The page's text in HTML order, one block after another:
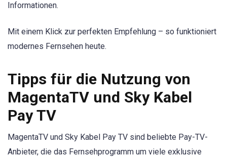
Informationen.
Mit einem Klick zur perfekten Empfehlung – so funktioniert
modernes Fernsehen heute.
Tipps für die Nutzung von
MagentaTV und Sky Kabel
Pay TV
MagentaTV und Sky Kabel Pay TV sind beliebte Pay-TV-
Anbieter, die das Fernsehprogramm um viele exklusive